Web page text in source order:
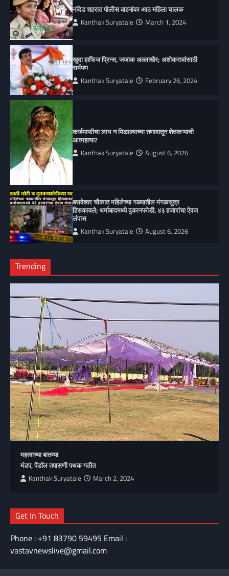
नांदेड शहरात पोलीस वाहनांवर आठ महिला चालक
Kanthak Suryatale March 1, 2024
खुदा हाफिज प्रिन्स, जजाक अल्लाखैर; अशोकरावांसाठी
सर्मपण
Kanthak Suryatale February 26, 2024
कर्जमाफीचा लाभ न मिळाल्याच्या तणावातून शेतकऱ्याची
आत्महत्या?
Kanthak Suryatale August 6, 2026
बसवेश्वर चौकात महिलेच्या गळ्यातील मंगळसूत्र
हिसकावले; धर्माबादमध्ये दुकानफोडी, ४३ हजारांचा ऐवज
लंपास
Kanthak Suryatale August 6, 2026
Trending
महत्वाच्या बातम्या
मंडप, पेंडॉल तपासणी पथक गठीत
Kanthak Suryatale March 2, 2024
Get In Touch
Phone : +91 83790 59495 Email :
vastavnewslive@gmail.com